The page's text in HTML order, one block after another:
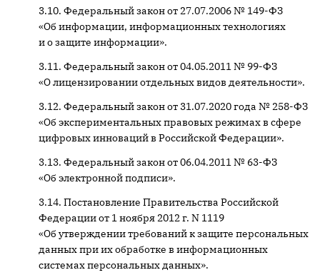
Федеральный закон от 27.07.2006 № 149-ФЗ
«Об информации, информационных технологиях
и о защите информации».
Федеральный закон от 04.05.2011 № 99-ФЗ
«О лицензировании отдельных видов деятельности».
Федеральный закон от 31.07.2020 года № 258-ФЗ
«Об экспериментальных правовых режимах в сфере
цифровых инноваций в Российской Федерации».
Федеральный закон от 06.04.2011 № 63-ФЗ
«Об электронной подписи».
Постановление Правительства Российской
Федерации от 1 ноября 2012 г. N 1119
«Об утверждении требований к защите персональных
данных при их обработке в информационных
системах персональных данных».